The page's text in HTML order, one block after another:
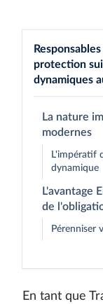
En tant que
protection
dynamiques
La nature
modernes
L'impératif
dynamique
L'avantage
de
Pérenniser